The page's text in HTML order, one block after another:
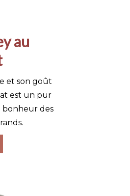
au
et son goût
est un pur
bonheur des